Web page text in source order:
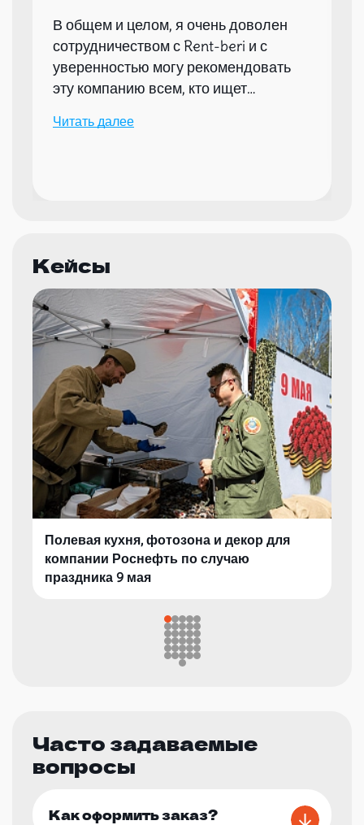
В общем и целом, я очень доволен
сотрудничеством с Rent-beri и с
уверенностью могу рекомендовать
эту компанию всем, кто ищет
мероприятий.
Читать далее
Кейсы
Полевая кухня, фотозона и декор для
компании Роснефть по случаю
праздника 9 мая
Часто задаваемые
вопросы
Как оформить заказ?